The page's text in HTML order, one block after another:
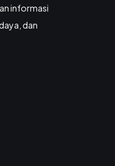
informasi
dan